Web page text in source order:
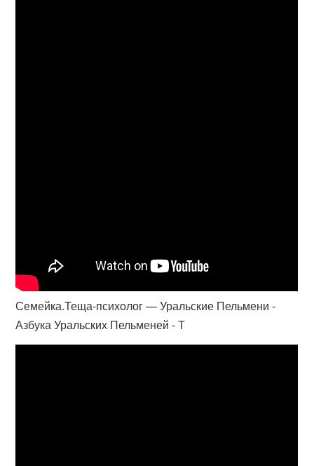
Семейка.Теща-психолог — Уральские Пельмени -
Азбука Уральских Пельменей - Т